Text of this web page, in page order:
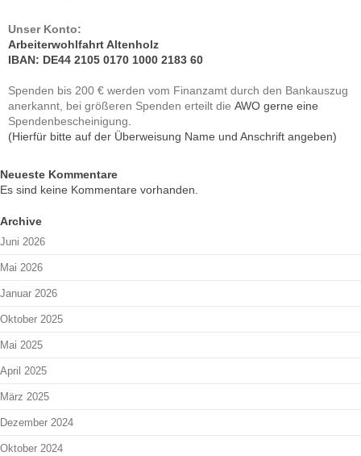
Unser Konto:
Arbeiterwohlfahrt Altenholz
IBAN: DE44 2105 0170 1000 2183 60
Spenden bis 200 € werden vom Finanzamt durch den Bankauszug
anerkannt, bei größeren Spenden erteilt die AWO gerne eine
Spendenbescheinigung
(Hierfür bitte auf der Überweisung Name und Anschrift angeben)
Neueste Kommentare
Es sind keine Kommentare vorhanden.
Archive
Juni 2026
Mai 2026
Januar 2026
Oktober 2025
Mai 2025
April 2025
März 2025
Dezember 2024
Oktober 2024